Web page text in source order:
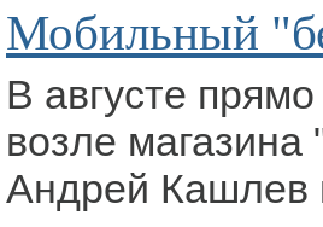
Мобильный
В августе
возле
Андрей Кашлев